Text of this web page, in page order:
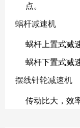
点。
蜗杆减速机
蜗杆上置式减
蜗杆下置式减
摆线针轮减速机
传动比大，效